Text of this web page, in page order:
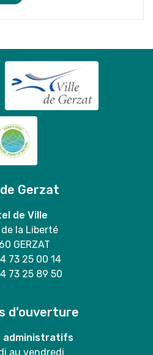
Gerzat
de Ville
de la Liberté
GERZAT
73 25 00 14
73 25 89 50
d’ouverture
administratifs
au vendredi